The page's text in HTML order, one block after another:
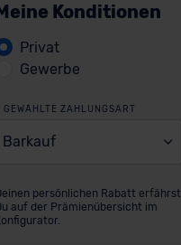
Konditionen
Privat
Gewerbe
GEWÄHLTE ZAHLUNGSART
Barkauf
persönlichen Rabatt erfährst
auf der Prämienübersicht im